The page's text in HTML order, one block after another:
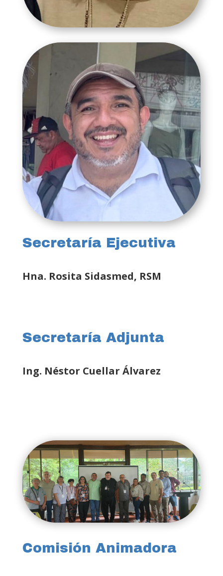
Secretaría Ejecutiva
Hna. Rosita Sidasmed, RSM
Secretaría Adjunta
Ing. Néstor Cuellar Álvarez
Comisión Animadora